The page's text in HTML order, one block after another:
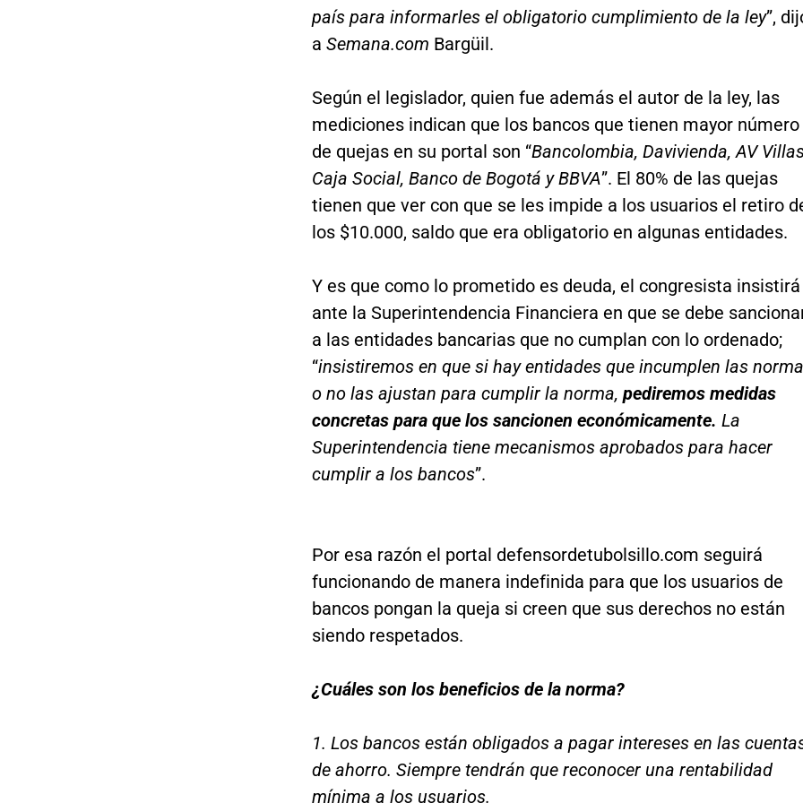
país para informarles el obligatorio cumplimiento de la ley”,
a Semana.com Bargüil.
Según el legislador, quien fue además el autor de la ley, las
mediciones indican que los bancos que tienen mayor número
de quejas en su portal son “Bancolombia, Davivienda, AV
Caja Social, Banco de Bogotá y BBVA”. El 80% de las quejas
tienen que ver con que se les impide a los usuarios el retiro
los $10.000, saldo que era obligatorio en algunas entidades.
Y es que como lo prometido es deuda, el congresista insistirá
ante la Superintendencia Financiera en que se debe
a las entidades bancarias que no cumplan con lo ordenado;
“insistiremos en que si hay entidades que incumplen las
o no las ajustan para cumplir la norma, pediremos medidas
concretas para que los sancionen económicamente. La
Superintendencia tiene mecanismos aprobados para hacer
cumplir a los bancos”.
Por esa razón el portal defensordetubolsillo.com seguirá
funcionando de manera indefinida para que los usuarios de
bancos pongan la queja si creen que sus derechos no están
siendo respetados.
¿Cuáles son los beneficios de la norma?
1. Los bancos están obligados a pagar intereses en las
de ahorro. Siempre tendrán que reconocer una rentabilidad
mínima a los usuarios.